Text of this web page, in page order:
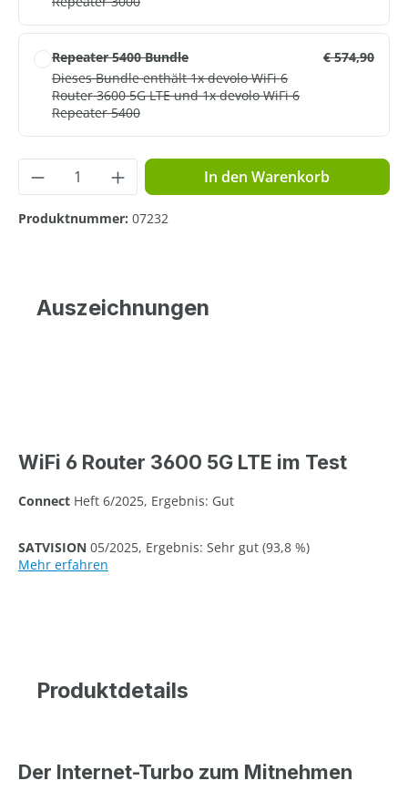
Repeater 5400 Bundle
Dieses Bundle enthält 1x devolo WiFi 6
Router 3600 5G LTE und 1x devolo WiFi 6
Repeater 5400
€ 574,90
Produkt Anzahl: Gib den gewünschten
In den Warenkorb
Produktnummer: 07232
Auszeichnungen
WiFi 6 Router 3600 5G LTE im Test
Connect Heft 6/2025, Ergebnis: Gut
SATVISION 05/2025, Ergebnis: Sehr gut (93,8 %)
Mehr erfahren
Produktdetails
Der Internet-Turbo zum Mitnehmen